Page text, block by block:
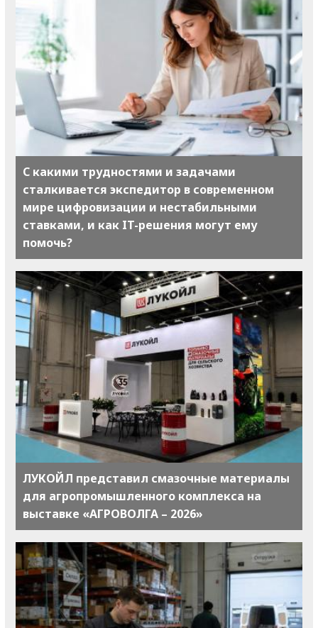
С какими трудностями и задачами
сталкивается экспедитор в современном
мире цифровизации и нестабильными
ставками, и как IT-решения могут ему
помочь?
ЛУКОЙЛ представил смазочные материалы
для агропромышленного комплекса на
выставке «АГРОВОЛГА – 2026»